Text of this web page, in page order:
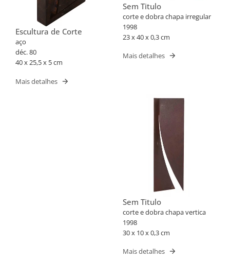
Escultura de Corte
aço
déc. 80
40 x 25,5 x 5 cm
Mais detalhes
Sem Titulo
corte e dobra chapa irregular
1998
23 x 40 x 0,3 cm
Mais detalhes
Sem Titulo
corte e dobra chapa vertica
1998
30 x 10 x 0,3 cm
Mais detalhes